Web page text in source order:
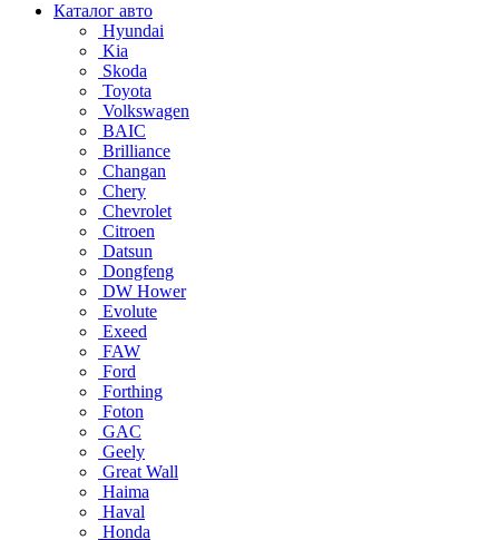
Каталог авто
Hyundai
Kia
Skoda
Toyota
Volkswagen
BAIC
Brilliance
Changan
Chery
Chevrolet
Citroen
Datsun
Dongfeng
DW Hower
Evolute
Exeed
FAW
Ford
Forthing
Foton
GAC
Geely
Great Wall
Haima
Haval
Honda